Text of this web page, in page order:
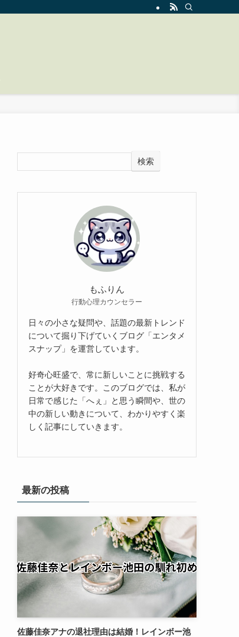
検索
もふりん
行動心理カウンセラー
日々の小さな疑問や、話題の最新トレンド
について掘り下げていくブログ「エンタメ
スナップ」を運営しています。
好奇心旺盛で、常に新しいことに挑戦する
ことが大好きです。このブログでは、私が
日常で感じた「へぇ」と思う瞬間や、世の
中の新しい動きについて、わかりやすく楽
しく記事にしていきます。
最新の投稿
佐藤佳奈アナの退社理由は結婚！レインボー池